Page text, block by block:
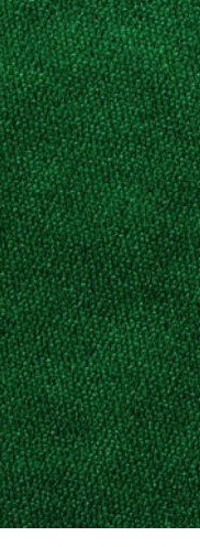
foto e filmati.
da domenica 16 a giovedì
10.00 alle 18.00 tutti i